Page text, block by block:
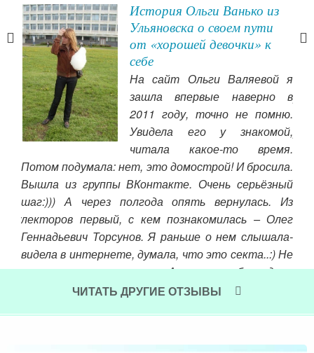
История Ольги Ванько из
Ульяновска о своем пути
от «хорошей девочки» к
себе
На сайт Ольги Валяевой я
зашла впервые наверно в
2011 году, точно не помню.
Увидела его у знакомой,
читала какое-то время.
Потом подумала: нет, это домострой! И бросила.
Вышла из группы ВКонтакте. Очень серьёзный
шаг:))) А через полгода опять вернулась. Из
лекторов первый, с кем познакомилась – Олег
Геннадьевич Торсунов. Я раньше о нем слышала-
видела в интернете, думала, что это секта..:) Не
слушала, естественно. А потом, благодаря
одному моему знакомому (о чём он до сих пор ещё
ЧИТАТЬ ДРУГИЕ ОТЗЫВЫ